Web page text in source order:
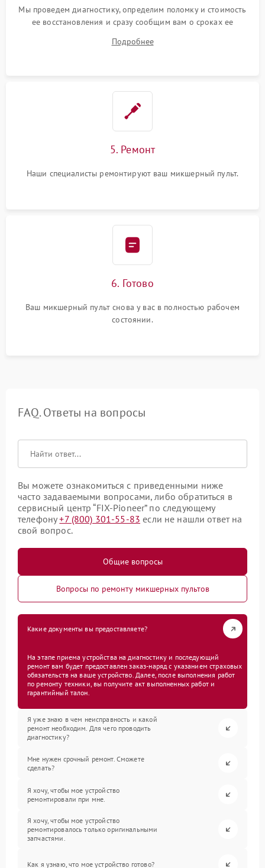
Мы проведем диагностику, определим поломку и стоимость
ее восстановления и сразу сообщим вам о сроках ее
Подробнее
5. Ремонт
Наши специалисты ремонтируют ваш микшерный пульт.
6. Готово
Ваш микшерный пульт снова у вас в полностью рабочем
состоянии.
FAQ. Ответы на вопросы
Вы можете ознакомиться с приведенными ниже
часто задаваемыми вопросами, либо обратиться в
сервисный центр “FIX-Pioneer” по следующему
телефону+7 (800) 301-55-83 если не нашли ответ на
свой вопрос.
Общие вопросы
Вопросы по ремонту микшерных пультов
Какие документы вы предоставляете?
На этапе приема устройства на диагностику и последующий
ремонт вам будет предоставлен заказ-наряд с указанием страховых
обязательств на ваше устройство. Далее, после выполнения работ
по ремонту техники, вы получите акт выполненных работ и
гарантийный талон.
Я уже знаю в чем неисправность и какой
ремонт необходим. Для чего проводить
диагностику?
Мне нужен срочный ремонт. Сможете
сделать?
Я хочу, чтобы мое устройство
ремонтировали при мне.
Я хочу, чтобы мое устройство
ремонтировалось только оригинальными
запчастями.
Как я узнаю, что мое устройство готово?